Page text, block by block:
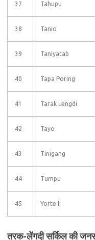
37 Tahupu
38 Tanio
39 Taniyatab
40 Tapa Poring
41 Tarak Lengdi
42 Tayo
43 Tinigang
44 Tumpu
45 Yorte Ii
तरक-लेंगदी सर्किल की